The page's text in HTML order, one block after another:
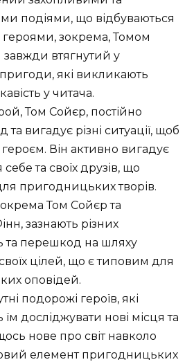
подіями, що відбуваються
зокрема, Томом
втягнутий у
пригоди, які викликають
у читача.
Том Сойєр, постійно
вигадує різні ситуації, щоб
героєм. Він активно вигадує
та своїх друзів, що
пригодницьких творів.
Том Сойєр та
зазнають різних
та перешкод на шляху
цілей, що є типовим для
оповідей.
подорожі героїв, які
досліджувати нові місця та
нове про світ навколо
елемент пригодницьких